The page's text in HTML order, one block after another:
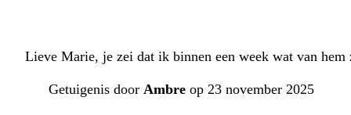
Lieve Marie, je zei dat ik binnen een week wat van
Getuigenis door Ambre op 23 november 2025